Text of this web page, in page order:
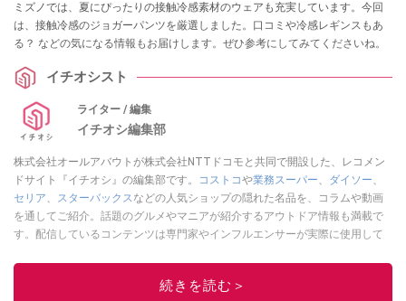
ミズノでは、夏にぴったりの接触冷感素材のウェアも充実しています。今回
は、接触冷感のジョガーパンツを厳選しました。口コミや冷感レギンスもあ
る？ などの気になる情報もお届けします。ぜひ参考にしてみてくださいね。
イチオシスト
ライター / 編集
イチオシ編集部
株式会社オールアバウトが株式会社NTTドコモと共同で開設した、レコメン
ドサイト『イチオシ』の編集部です。
コストコや業務スーパー、 ダイソー、
セリア、 スターバックスなどの人気ショップの隠れた名品を、コラムや動画
を通してご紹介。話題のグルメやマニアが紹介するアウトドア情報も満載で
す。配信しているコンテンツは専門家やインフルエンサーが実際に使用して
ニュースでフォロー
続きを読む＞